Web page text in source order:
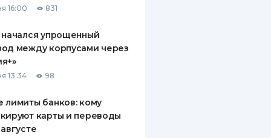
16:00 831
упрощенный
между корпусами через
13:34 98
лимиты банков: кому
карты и переводы